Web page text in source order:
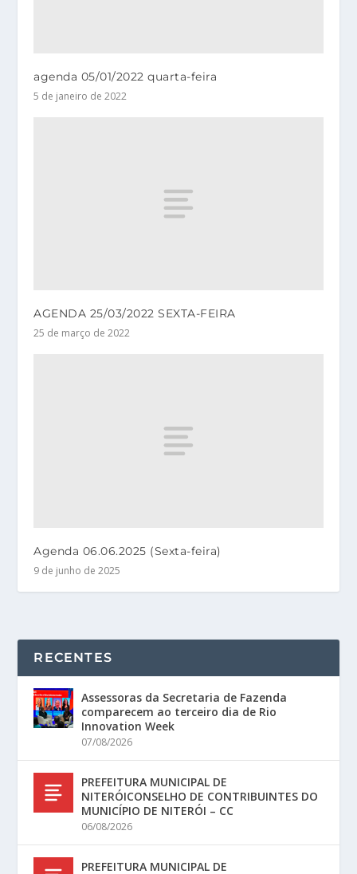
agenda 05/01/2022 quarta-feira
5 de janeiro de 2022
AGENDA 25/03/2022 SEXTA-FEIRA
25 de março de 2022
Agenda 06.06.2025 (Sexta-feira)
9 de junho de 2025
RECENTES
Assessoras da Secretaria de Fazenda
comparecem ao terceiro dia de Rio
Innovation Week
07/08/2026
PREFEITURA MUNICIPAL DE
NITERÓICONSELHO DE CONTRIBUINTES DO
MUNICÍPIO DE NITERÓI – CC
06/08/2026
PREFEITURA MUNICIPAL DE